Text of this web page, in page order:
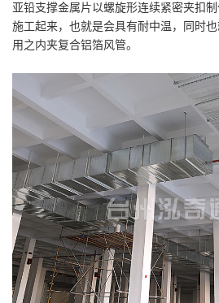
亚铅支撑金属片以螺旋形连续紧密夹扣制
施工起来，也就是会具有耐中温，同时
用之内夹复合铝箔风管。